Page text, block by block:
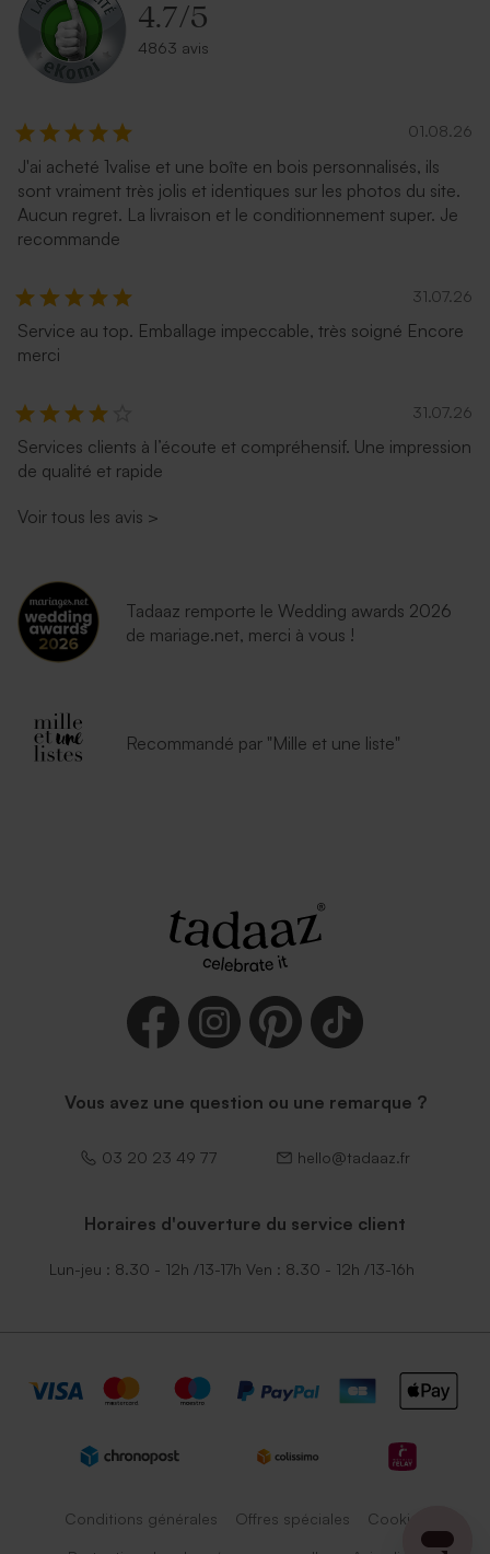
4.7/5
4863 avis
01.08.26
J'ai acheté 1valise et une boîte en bois personnalisés, ils
sont vraiment très jolis et identiques sur les photos du site.
Aucun regret. La livraison et le conditionnement super. Je
recommande
31.07.26
Service au top. Emballage impeccable, très soigné Encore
merci
31.07.26
Services clients à l’écoute et compréhensif. Une impression
de qualité et rapide
Voir tous les avis >
Tadaaz remporte le Wedding awards 2026
de mariage.net, merci à vous !
Recommandé par "Mille et une liste"
Vous avez une question ou une remarque ?
03 20 23 49 77 hello@tadaaz.fr
Horaires d'ouverture du service client
Lun-jeu : 8.30 - 12h /13-17h Ven : 8.30 - 12h /13-16h
Conditions générales Offres spéciales Cookies